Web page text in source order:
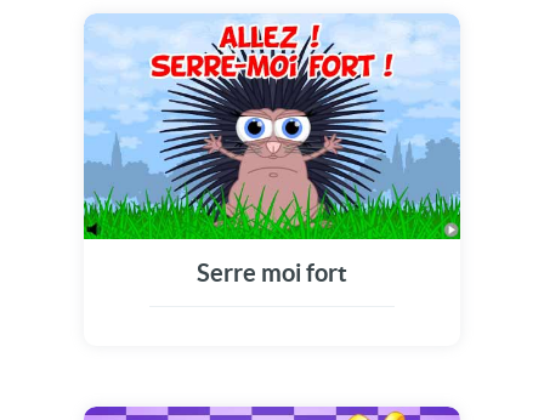
Serre moi fort